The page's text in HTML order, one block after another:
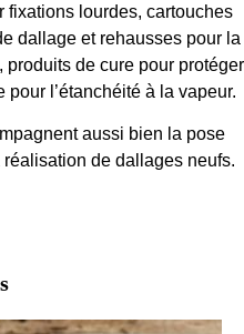
fixations lourdes, cartouches
dallage et rehausses pour la
de cure pour protéger
pour l’étanchéité à la vapeur.
aussi bien la pose
de dallages neufs.